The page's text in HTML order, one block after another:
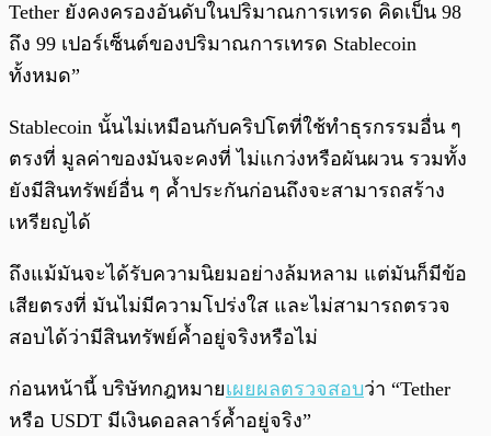
Tether ยังคงครองอันดับในปริมาณการเทรด คิดเป็น 98
ถึง 99 เปอร์เซ็นต์ของปริมาณการเทรด Stablecoin
ทั้งหมด”
Stablecoin นั้นไม่เหมือนกับคริปโตที่ใช้ทำธุรกรรมอื่น ๆ
ตรงที่ มูลค่าของมันจะคงที่ ไม่แกว่งหรือผันผวน รวมทั้ง
ยังมีสินทรัพย์อื่น ๆ ค้ำประกันก่อนถึงจะสามารถสร้าง
เหรียญได้
ถึงแม้มันจะได้รับความนิยมอย่างล้มหลาม แต่มันก็มีข้อ
เสียตรงที่ มันไม่มีความโปร่งใส และไม่สามารถตรวจ
สอบได้ว่ามีสินทรัพย์ค้ำอยู่จริงหรือไม่
ก่อนหน้านี้ บริษัทกฎหมายเผยผลตรวจสอบว่า “Tether
หรือ USDT มีเงินดอลลาร์ค้ำอยู่จริง”